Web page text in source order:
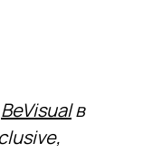
BeVisualв